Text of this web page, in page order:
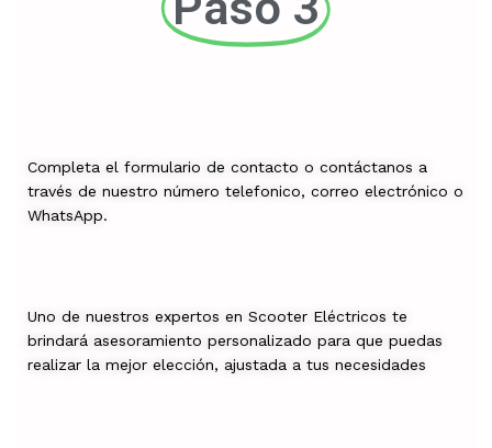
Completa el formulario de contacto o contáctanos a
través de nuestro número telefonico, correo electrónico o
WhatsApp.
Uno de nuestros expertos en Scooter Eléctricos te
brindará asesoramiento personalizado para que puedas
realizar la mejor elección, ajustada a tus necesidades